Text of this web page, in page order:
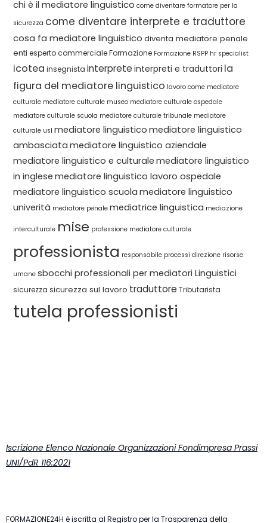
chi è il mediatore linguistico come diventare formatore per la
sicurezza come diventare interprete e traduttore
cosa fa mediatore linguistico diventa mediatore penale
enti esperto commerciale Formazione Formazione RSPP hr specialist
icotea insegnista interprete interpreti e traduttori la
figura del mediatore linguistico lavoro come mediatore
culturale mediatore culturale museo mediatore culturale ospedale
mediatore culturale scuola mediatore culturale tribunale mediatore
culturale usl mediatore linguistico mediatore linguistico
ambasciata mediatore linguistico aziendale
mediatore linguistico e culturale mediatore linguistico
in inglese mediatore linguistico lavoro ospedale
mediatore linguistico scuola mediatore linguistico
univerità mediatore penale mediatrice linguistica mediazione
interculturale mise professione mediatore culturale
professionista responsabile processi direzione risorse
umane sbocchi professionali per mediatori Linguistici
sicurezza sicurezza sul lavoro traduttore Tributarista
tutela professionisti
Iscrizione Elenco Nazionale Organizzazioni Fondimpresa Prassi
UNI/PdR 116:2021
FORMAZIONE24H è iscritta al Registro per la Trasparenza della